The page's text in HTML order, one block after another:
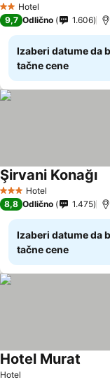
2 Zvezdice
Hotel
9,7 Odlično 1.606
Izaberi datume da
tačne cene
3 Zvezdice
Hotel
Şirvani Konağı
8,8 Odlično 1.475
Izaberi datume da
tačne cene
Hotel
Hotel Murat